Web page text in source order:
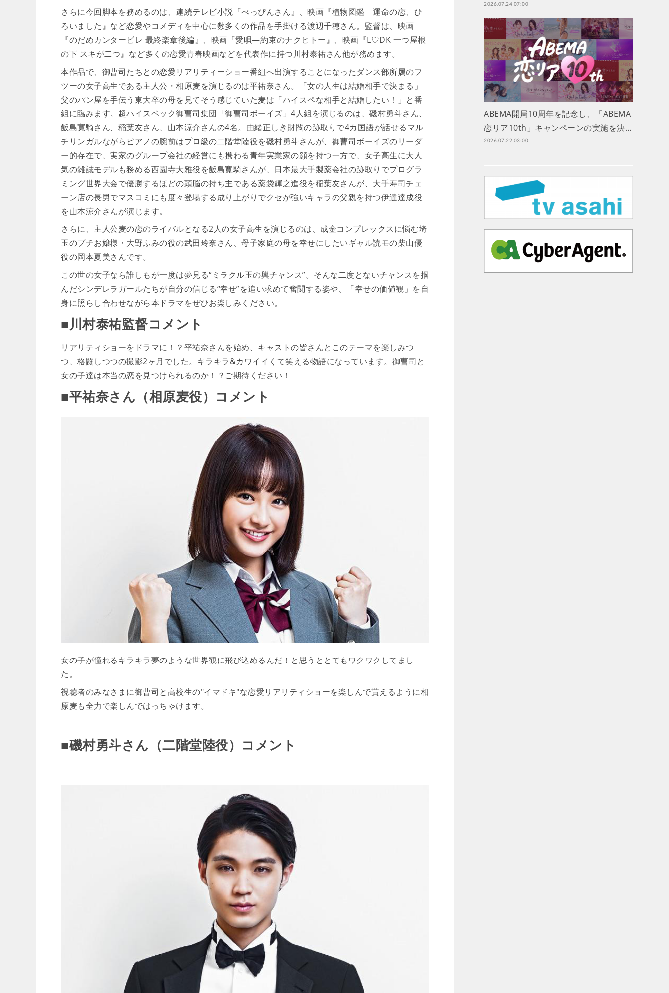
さらに今回脚本を務めるのは、連続テレビ小説『べっぴんさん』、映画『植物図鑑 運命の恋、ひ
ろいました』など恋愛やコメディを中心に数多くの作品を手掛ける渡辺千穂さん。監督は、映画
『のだめカンタービレ 最終楽章後編』、映画『愛唄―約束のナクヒトー』、映画『L♡DK 一つ屋根
の下 スキが二つ』など多くの恋愛青春映画などを代表作に持つ川村泰祐さん他が務めます。
本作品で、御曹司たちとの恋愛リアリティーショー番組へ出演することになったダンス部所属のフ
ツーの女子高生である主人公・相原麦を演じるのは平祐奈さん。「女の人生は結婚相手で決まる」
父のパン屋を手伝う東大卒の母を見てそう感じていた麦は「ハイスペな相手と結婚したい！」と番
組に臨みます。超ハイスペック御曹司集団「御曹司ボーイズ」4人組を演じるのは、磯村勇斗さん、
飯島寛騎さん、稲葉友さん、山本涼介さんの4名。由緒正しき財閥の跡取りで4カ国語が話せるマル
チリンガルながらピアノの腕前はプロ級の二階堂陸役を磯村勇斗さんが、御曹司ボーイズのリーダ
ー的存在で、実家のグループ会社の経営にも携わる青年実業家の顔を持つ一方で、女子高生に大人
気の雑誌モデルも務める西園寺大雅役を飯島寛騎さんが、日本最大手製薬会社の跡取りでプログラ
ミング世界大会で優勝するほどの頭脳の持ち主である薬袋輝之進役を稲葉友さんが、大手寿司チェ
ーン店の長男でマスコミにも度々登場する成り上がりでクセが強いキャラの父親を持つ伊達達成役
を山本涼介さんが演じます。
さらに、主人公麦の恋のライバルとなる2人の女子高生を演じるのは、成金コンプレックスに悩む埼
玉のプチお嬢様・大野ふみの役の武田玲奈さん、母子家庭の母を幸せにしたいギャル読モの柴山優
役の岡本夏美さんです。
この世の女子なら誰しもが一度は夢見る“ミラクル玉の輿チャンス”。そんな二度とないチャンスを掴
んだシンデレラガールたちが自分の信じる“幸せ”を追い求めて奮闘する姿や、「幸せの価値観」を自
身に照らし合わせながら本ドラマをぜひお楽しみください。
■川村泰祐監督コメント
リアリティショーをドラマに！？平祐奈さんを始め、キャストの皆さんとこのテーマを楽しみつ
つ、格闘しつつの撮影2ヶ月でした。キラキラ&カワイイくて笑える物語になっています。御曹司と
女の子達は本当の恋を見つけられるのか！？ご期待ください！
■平祐奈さん（相原麦役）コメント
女の子が憧れるキラキラ夢のような世界観に飛び込めるんだ！と思うととてもワクワクしてまし
た。
視聴者のみなさまに御曹司と高校生の"イマドキ"な恋愛リアリティショーを楽しんで貰えるように相
原麦も全力で楽しんではっちゃけます。
■磯村勇斗さん（二階堂陸役）コメント
2026.07.24 07:00
ABEMA開局10周年を記念し、「ABEMA
恋リア10th」キャンペーンの実施を決…
2026.07.22 03:00